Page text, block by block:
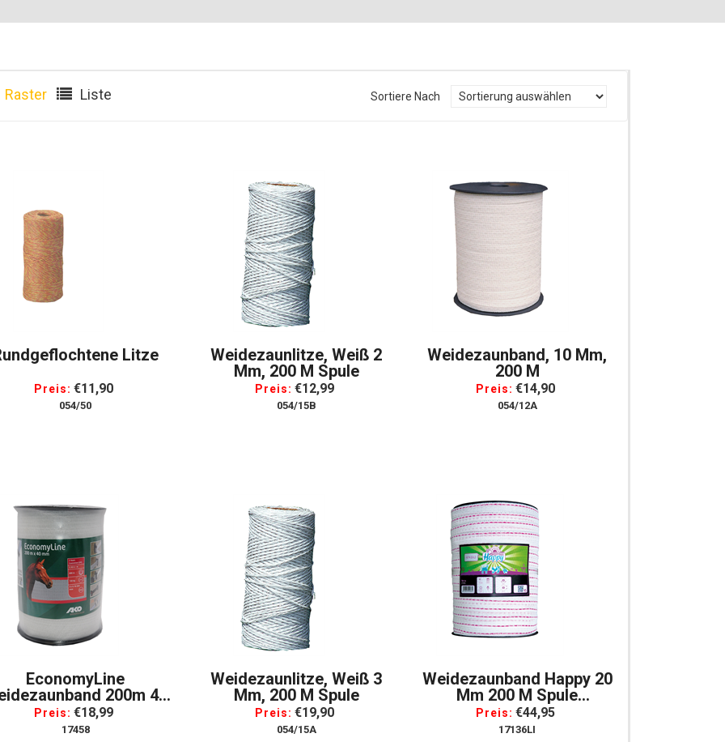
Raster Liste Sortiere Nach
Litze
Preis: €11,90
054/50
Weidezaunlitze, Weiß 2
Mm, 200 M Spule
Preis: €12,99
054/15B
Weidezaunband, 10 Mm,
200 M
Preis: €14,90
054/12A
EconomyLine
200m 40
Mm
Preis: €18,99
17458
Weidezaunlitze, Weiß 3
Mm, 200 M Spule
Preis: €19,90
054/15A
Weidezaunband Happy 20
Mm 200 M Spule
Lila/weiß/lila
Preis: €44,95
17136LI